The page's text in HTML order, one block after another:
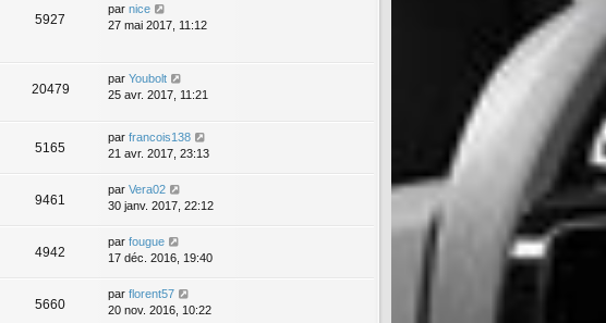
5927
par nice
27 mai 2017, 11:12
20479
par Youbolt
25 avr. 2017, 11:21
5165
par francois138
21 avr. 2017, 23:13
9461
par Vera02
30 janv. 2017, 22:12
4942
par fougue
17 déc. 2016, 19:40
5660
par florent57
20 nov. 2016, 10:22